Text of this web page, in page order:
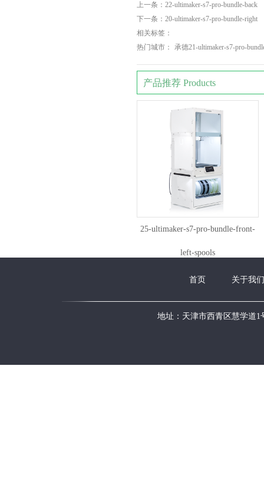
上一条： 22-ultimaker-s7-pro-bundle-back
下一条： 20-ultimaker-s7-pro-bundle-right
相关标签：
热门城市：
承德21-ultimaker-s7-pro-
产品推荐 Products
25-ultimaker-s7-pro-bundle-front-
left-spools
首页 关于我们
地址：天津市西青区慧学道1